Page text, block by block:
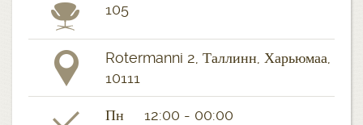
105
Rotermanni 2, Таллинн, Харьюмаа,
10111
Пн 12:00 - 00:00